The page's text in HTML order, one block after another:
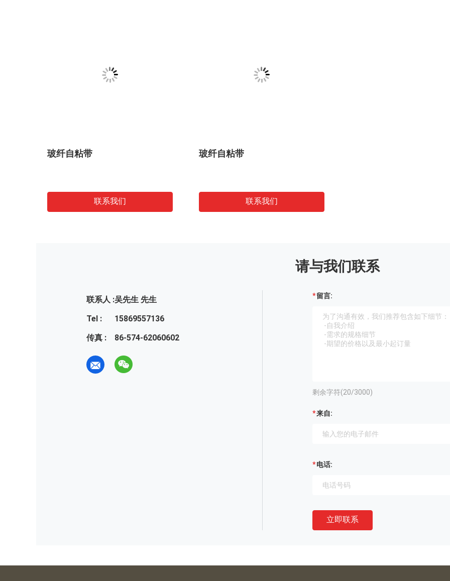
玻纤自粘带
联系我们
玻纤自粘带
联系我们
请与我们联系
联系人 :吴先生 先生
Tel :
15869557136
传真 :
86-574-62060602
留言:
剩余字符(20/3000)
来自:
电话:
立即联系